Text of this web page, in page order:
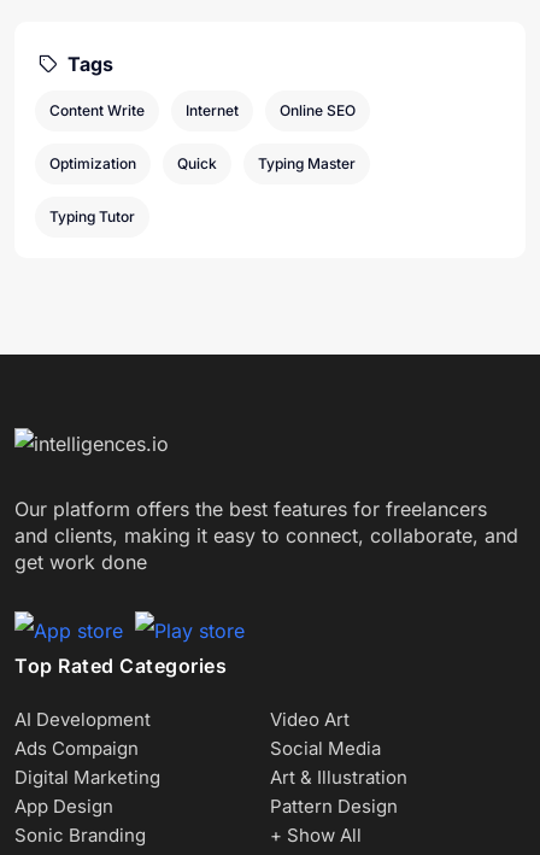
Tags
Content Write Internet Online SEO
Optimization Quick Typing Master
Typing Tutor
Our platform offers the best features for freelancers
and clients, making it easy to connect, collaborate, and
get work done
Top Rated Categories
AI Development
Video Art
Ads Compaign
Social Media
Digital Marketing
Art & Illustration
App Design
Pattern Design
Sonic Branding
+ Show All